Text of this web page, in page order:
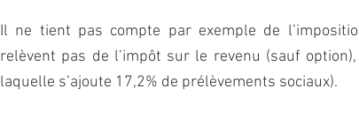
Il ne tient pas compte par exemple de
relèvent pas de l’impôt sur le revenu (sauf
laquelle s’ajoute 17,2% de prélèvements sociaux).